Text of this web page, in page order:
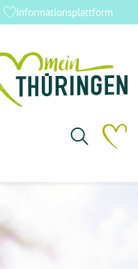
springen
Bestellung und Lieferung
Du